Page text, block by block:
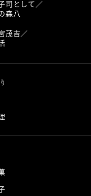
司として／
森八
茂吉／